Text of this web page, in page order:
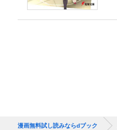
漫画無料試し読みならdブック